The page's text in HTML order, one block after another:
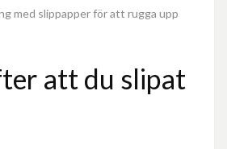
med slippapper för att rugga upp
att du slipat